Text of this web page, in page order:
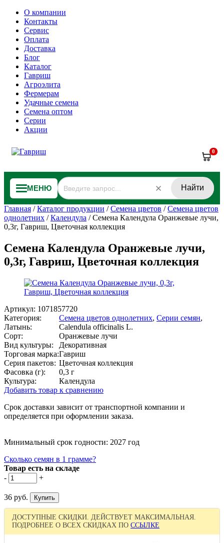
О компании
Контакты
Сервис
Оплата
Доставка
Блог
Каталог
Гавриш
Агроэлита
Фермерам
Удачные семена
Семена оптом
Серии
Акции
0
МЕНЮ Найти
Главная /Каталог продукции /Семена цветов /Семена цветов
однолетних /Календула /Семена Календула Оранжевые лучи,
0,3г, Гавриш, Цветочная коллекция
Семена Календула Оранжевые лучи,
0,3г, Гавриш, Цветочная коллекция
Артикул: 1071857720
Категория:
Семена цветов однолетних, Серии семян,
Латынь:
Calendula officinalis L.
Сорт:
Оранжевые лучи
Вид культуры:
Декоративная
Торговая марка:Гавриш
Серия пакетов: Цветочная коллекция
Фасовка (г):
0,3 г
Культура:
Календула
Добавить товар к сравнению
Срок доставки зависит от транспортной компании и
определяется при оформлении заказа.
Минимальный срок годности: 2027 год
Сколько семян в 1 грамме?
Товар есть на складе
-
+
36 руб.
ДОСТУПНЫЕ СКИДКИ. ДЕЙСТВУЕТ МАКСИМАЛЬНАЯ.
ПОДРОБНЕЕ О ВСЕХ СКИДКАХ ПО ССЫЛКЕ